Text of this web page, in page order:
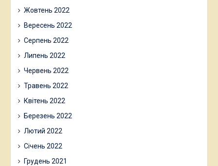
Жовтень 2022
Вересень 2022
Серпень 2022
Липень 2022
Червень 2022
Травень 2022
Квітень 2022
Березень 2022
Лютий 2022
Січень 2022
Грудень 2021